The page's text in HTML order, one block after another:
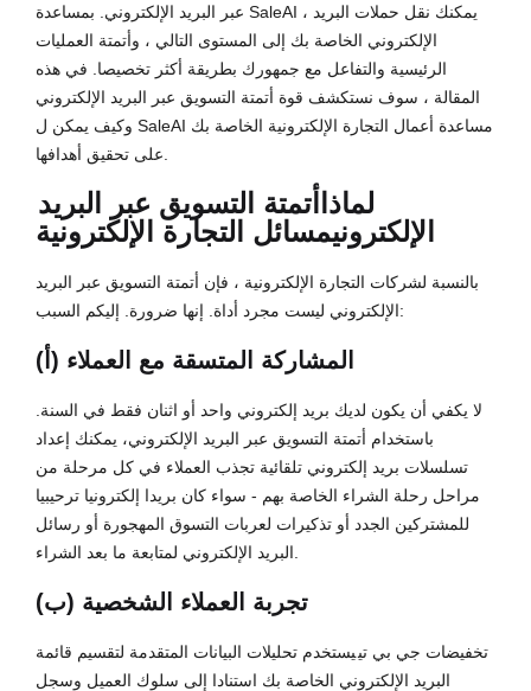
عبر البريد الإلكتروني. بمساعدة SaleAI ، يمكنك نقل حملات البريد
الإلكتروني الخاصة بك إلى المستوى التالي ، وأتمتة العمليات
الرئيسية والتفاعل مع جمهورك بطريقة أكثر تخصيصا. في هذه
المقالة ، سوف نستكشف قوة أتمتة التسويق عبر البريد الإلكتروني
وكيف يمكن ل SaleAI مساعدة أعمال التجارة الإلكترونية الخاصة بك
لماذا أتمتة التسويق عبر البريد
الإلكترونيمسائل التجارة الإلكترونية
بالنسبة لشركات التجارة الإلكترونية ، فإن أتمتة التسويق عبر البريد
الإلكتروني ليست مجرد أداة. إنها ضرورة. إليكم السبب:
(أ) المشاركة المتسقة مع العملاء
لا يكفي أن يكون لديك بريد إلكتروني واحد أو اثنان فقط في السنة.
باستخدام أتمتة التسويق عبر البريد الإلكتروني، يمكنك إعداد
تسلسلات بريد إلكتروني تلقائية تجذب العملاء في كل مرحلة من
مراحل رحلة الشراء الخاصة بهم - سواء كان بريدا إلكترونيا ترحيبيا
للمشتركين الجدد أو تذكيرات لعربات التسوق المهجورة أو رسائل
(ب) تجربة العملاء الشخصية
تخفيضات جي بي تييستخدم تحليلات البيانات المتقدمة لتقسيم قائمة
البريد الإلكتروني الخاصة بك استنادا إلى سلوك العميل وسجل